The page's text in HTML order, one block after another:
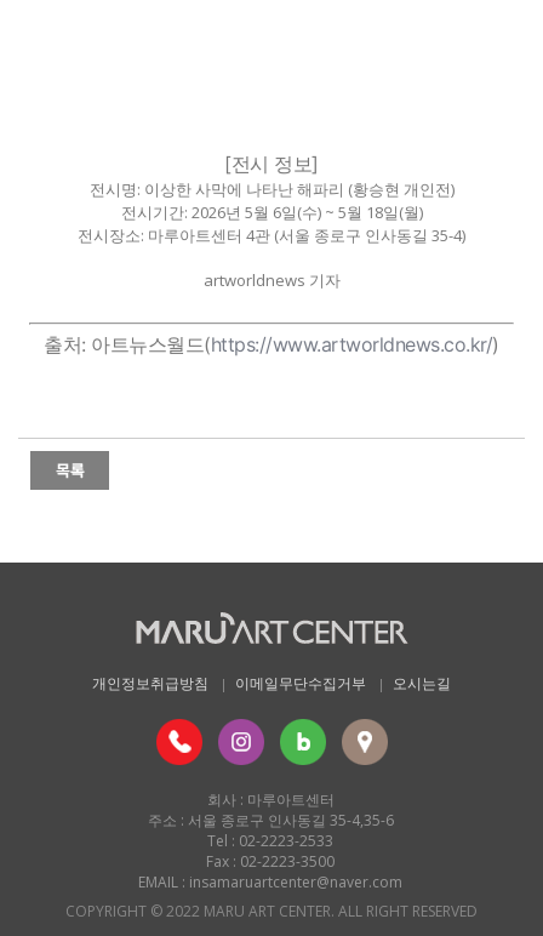
[전시 정보]
전시명: 이상한 사막에 나타난 해파리 (황승현 개인전)
전시기간: 2026년 5월 6일(수) ~ 5월 18일(월)
전시장소: 마루아트센터 4관 (서울 종로구 인사동길 35-4)
artworldnews 기자
출처: 아트뉴스월드(https://www.artworldnews.co.kr/)
개인정보취급방침 이메일무단수집거부 오시는길
회사 : 마루아트센터
주소 : 서울 종로구 인사동길 35-4,35-6
Tel : 02-2223-2533
Fax : 02-2223-3500
EMAIL : insamaruartcenter@naver.com
COPYRIGHT © 2022 MARU ART CENTER. ALL RIGHT RESERVED